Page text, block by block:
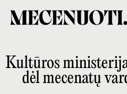
Kultūros
dėl mecenatų